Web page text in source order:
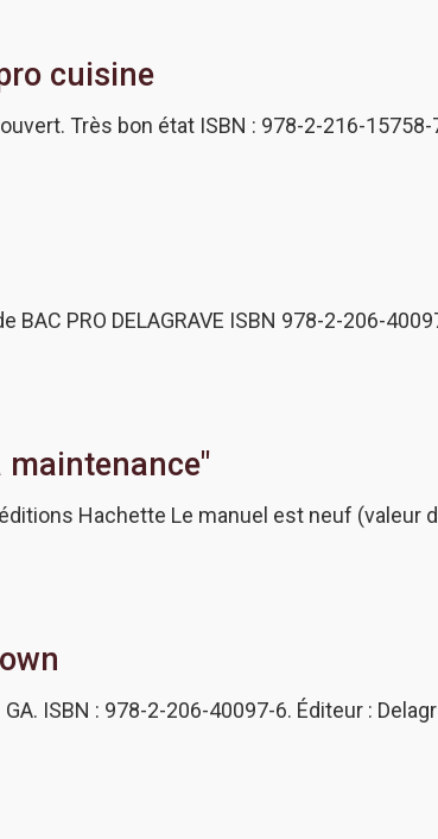
cuisine
Très bon état ISBN : 978-2-216-15758-
BAC PRO DELAGRAVE ISBN 978-2-206-
maintenance"
Hachette Le manuel est neuf
ISBN : 978-2-206-40097-6. Éditeur :